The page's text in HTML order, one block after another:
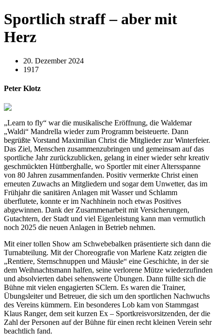
Sportlich straff – aber mit
Herz
20. Dezember 2024
1917
Peter Klotz
„Learn to fly“ war die musikalische Eröffnung, die Waldemar
„Waldi“ Mandrella wieder zum Programm beisteuerte. Dann
begrüßte Vorstand Maximilian Christ die Mitglieder zur Winterfeier.
Das Ziel, Menschen zusammenzubringen und gemeinsam auf das
sportliche Jahr zurückzublicken, gelang in einer wieder sehr kreativ
geschmückten Hüttberghalle, wo Sportler mit einer Altersspanne
von 80 Jahren zusammenfanden. Positiv vermerkte Christ einen
erneuten Zuwachs an Mitgliedern und sogar dem Unwetter, das im
Frühjahr die sanitären Anlagen mit Wasser und Schlamm
überflutete, konnte er im Nachhinein noch etwas Positives
abgewinnen. Dank der Zusammenarbeit mit Versicherungen,
Gutachtern, der Stadt und viel Eigenleistung kann man vermutlich
noch 2025 die neuen Anlagen in Betrieb nehmen.
Mit einer tollen Show am Schwebebalken präsentierte sich dann die
Turnabteilung. Mit der Choreografie von Marlene Katz zeigten die
„Rentiere, Sternschnuppen und Mäusle“ eine Geschichte, in der sie
dem Weihnachtsmann halfen, seine verlorene Mütze wiederzufinden
und absolvierten dabei sehenswerte Übungen. Dann füllte sich die
Bühne mit vielen engagierten SClern. Es waren die Trainer,
Übungsleiter und Betreuer, die sich um den sportlichen Nachwuchs
des Vereins kümmern. Ein besonderes Lob kam von Stammgast
Klaus Ranger, dem seit kurzen Ex – Sportkreisvorsitzenden, der die
Zahl der Personen auf der Bühne für einen recht kleinen Verein sehr
beachtlich fand.